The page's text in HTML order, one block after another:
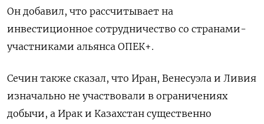
Он добавил, что рассчитывает на
инвестиционное сотрудничество со странами-
участниками альянса ОПЕК+.
Сечин также сказал, что Иран, ​Венесуэла и Ливия
изначально не участвовали в ограничениях
добычи, а Ирак и Казахстан существенно